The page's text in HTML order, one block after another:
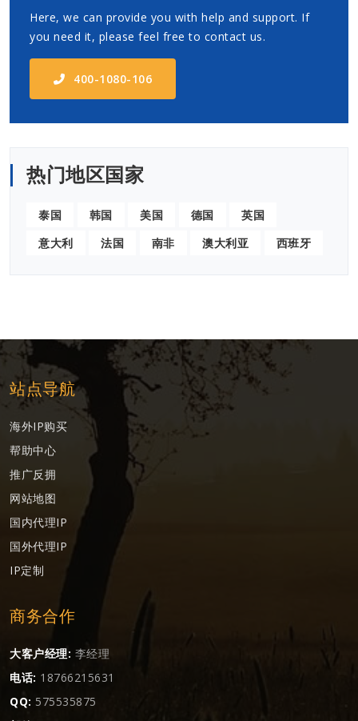
Here, we can provide you with help and support. If
you need it, please feel free to contact us.
400-1080-106
热门地区国家
泰国 韩国 美国 德国
英国
意大利
法国 南非 澳大利亚 西班牙
站点导航
海外IP购买
帮助中心
推广反拥
网站地图
国内代理IP
国外代理IP
IP定制
商务合作
大客户经理: 李经理
电话: 18766215631
QQ: 575535875